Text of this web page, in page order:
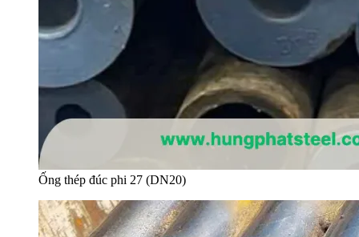
Ống thép đúc phi 27 (DN20)